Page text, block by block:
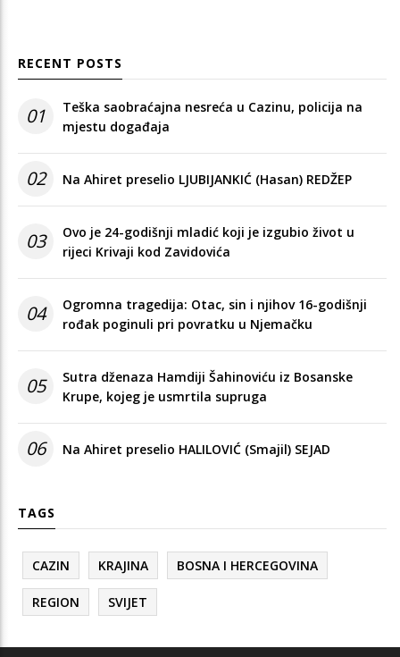
RECENT POSTS
01
Teška saobraćajna nesreća u Cazinu, policija na
mjestu događaja
02 Na Ahiret preselio LJUBIJANKIĆ (Hasan) REDŽEP
03
Ovo je 24-godišnji mladić koji je izgubio život u
rijeci Krivaji kod Zavidovića
04
Ogromna tragedija: Otac, sin i njihov 16-godišnji
rođak poginuli pri povratku u Njemačku
05
Sutra dženaza Hamdiji Šahinoviću iz Bosanske
Krupe, kojeg je usmrtila supruga
06 Na Ahiret preselio HALILOVIĆ (Smajil) SEJAD
TAGS
CAZIN KRAJINA BOSNA I HERCEGOVINA
REGION SVIJET